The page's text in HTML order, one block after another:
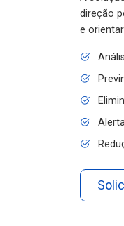
direção
e